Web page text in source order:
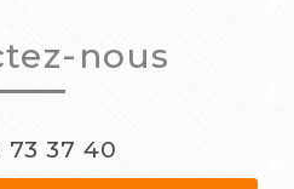
nous
73 37 40